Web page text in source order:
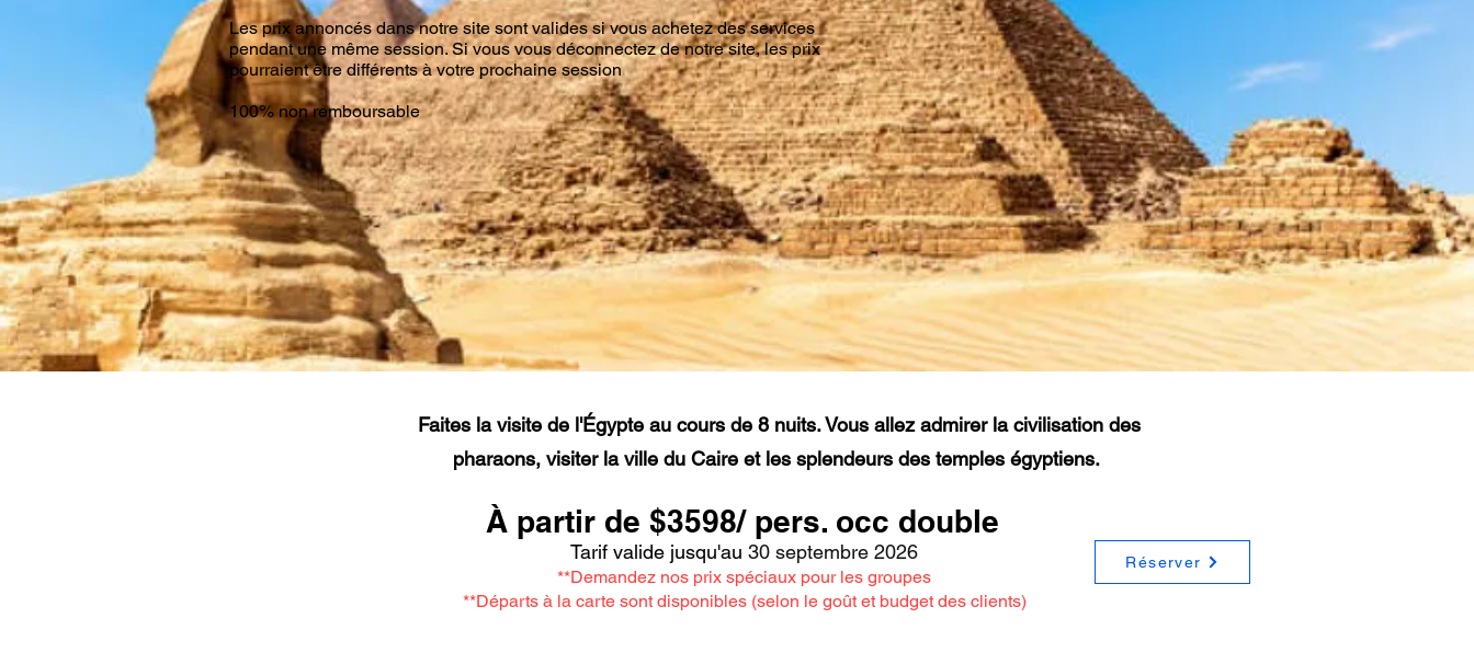
Les prix annoncés dans notre site sont valides si vous achetez des services
pendant une même session. Si vous vous déconnectez de notre site, les prix
pourraient être différents à votre prochaine session
100% non remboursable
Faites la visite de l'Égypte au cours de 8 nuits. Vous allez admirer la civilisation des
pharaons, visiter la ville du Caire et les splendeursdes temples égyptiens.
À partir de $3598/ pers. occ double
Tarif valide jusqu'au 30 septembre 2026
**Demandez nos prix spéciaux pour les groupes
**Départs à la carte sont disponibles (selon le goût et budget des clients)
Réserver